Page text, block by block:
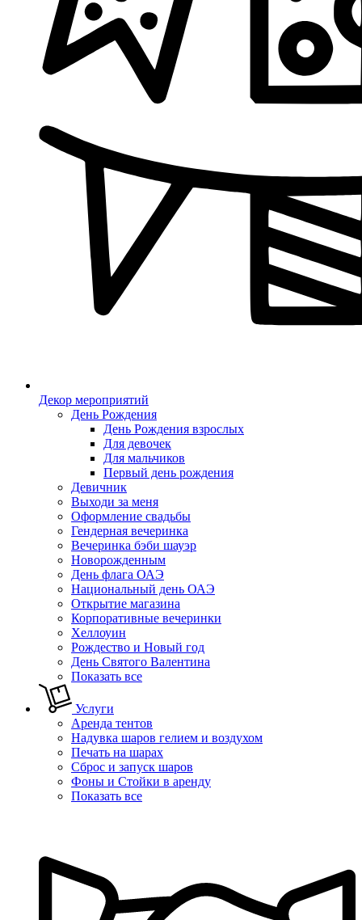
Декор мероприятий
День Рождения
День Рождения взрослых
Для девочек
Для мальчиков
Первый день рождения
Девичник
Выходи за меня
Оформление свадьбы
Гендерная вечеринка
Вечеринка бэби шауэр
Новорожденным
День флага ОАЭ
Национальный день ОАЭ
Открытие магазина
Корпоративные вечеринки
Хеллоуин
Рождество и Новый год
День Святого Валентина
Показать все
Услуги
Аренда тентов
Надувка шаров гелием и воздухом
Печать на шарах
Сброс и запуск шаров
Фоны и Стойки в аренду
Показать все